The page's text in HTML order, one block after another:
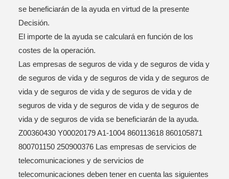
se beneficiarán de la ayuda en virtud de la presente
Decisión.
El importe de la ayuda se calculará en función de los
costes de la operación.
Las empresas de seguros de vida y de seguros de vida y
de seguros de vida y de seguros de vida y de seguros de
vida y de seguros de vida y de seguros de vida y de
seguros de vida y de seguros de vida y de seguros de
vida y de seguros de vida se beneficiarán de la ayuda.
Z00360430 Y00020179 A1-1004 860113618 860105871
800701150 250900376 Las empresas de servicios de
telecomunicaciones y de servicios de
telecomunicaciones deben tener en cuenta las siguientes